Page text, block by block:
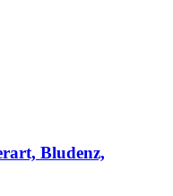
Bludenz,